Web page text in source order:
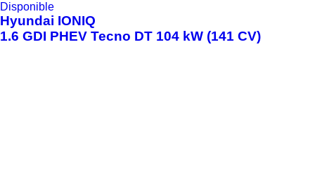
Disponible
Hyundai IONIQ
1.6 GDI PHEV Tecno DT 104 kW (141 CV)